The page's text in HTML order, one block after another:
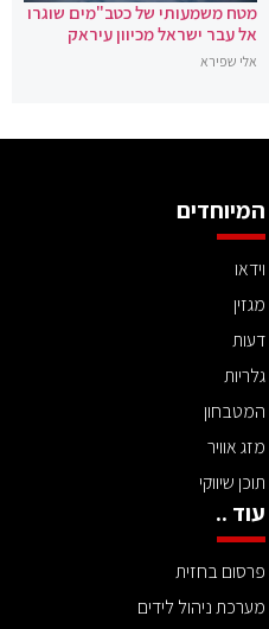
מטח משמעותי של כטב"מים שוגרו
אל עבר ישראל מכיוון עיראק
אלי שפירא
המיוחדים
וידאו
מגזין
דעות
גלריות
המטבחון
מזג אוויר
תוכן שיווקי
עוד ..
פרסום בחזית
מערכת ניהול לידים